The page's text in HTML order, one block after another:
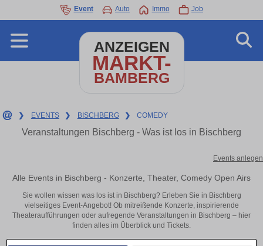
Event Auto Immo Job
ANZEIGEN
MARKT-
BAMBERG
❯ EVENTS ❯ BISCHBERG ❯ COMEDY
Veranstaltungen Bischberg - Was ist los in Bischberg
Events anlegen
Alle Events in Bischberg - Konzerte, Theater, Comedy Open Airs
Sie wollen wissen was los ist in Bischberg? Erleben Sie in Bischberg
vielseitiges Event-Angebot! Ob mitreißende Konzerte, inspirierende
Theateraufführungen oder aufregende Veranstaltungen in Bischberg – hier
finden alles im Überblick und Tickets.